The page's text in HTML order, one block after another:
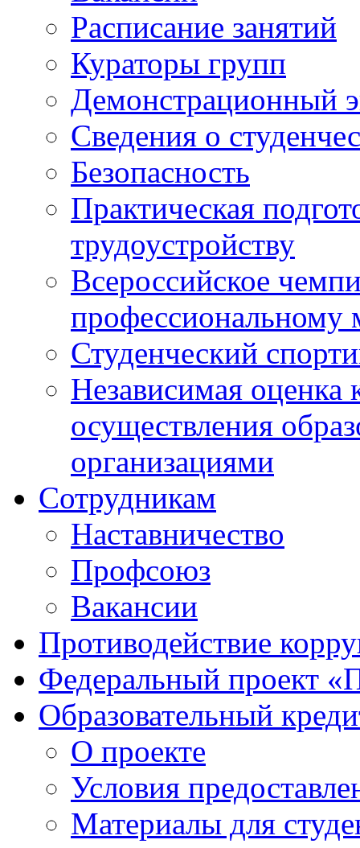
Расписание занятий
Кураторы групп
Демонстрационный
Сведения о
Безопасность
Практическая
трудоустройству
Всероссийское
профессиональному
Студенческий
Независимая оценка
осуществления
организациями
Сотрудникам
Наставничество
Профсоюз
Вакансии
Противодействие
Федеральный проект
Образовательный
О проекте
Условия
Материалы для